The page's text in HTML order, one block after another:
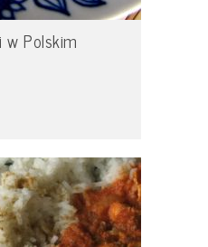
w Polskim